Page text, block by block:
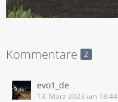
Kommentare 2
evo1_de
13. März 2023 um 18:44